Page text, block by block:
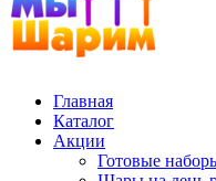
Главная
Каталог
Акции
Готовые